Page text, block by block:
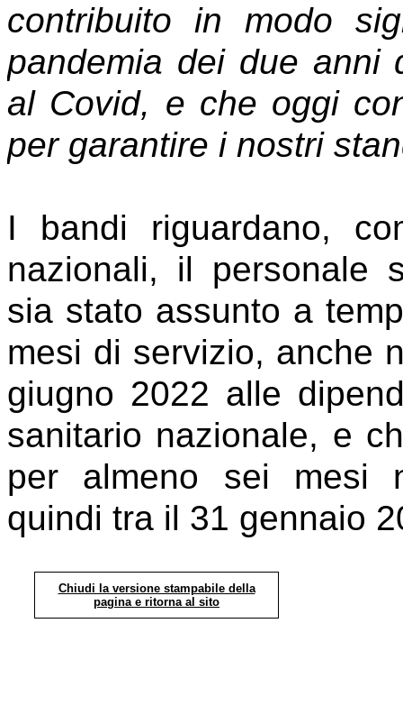
contribuito in modo
pandemia dei due anni
al Covid, e che oggi
per garantire i nostri
I bandi riguardano,
nazionali, il personale
sia stato assunto a
mesi di servizio, anche
giugno 2022 alle
sanitario nazionale, e
per almeno sei mesi
quindi tra il 31 gennaio
Chiudi la versione stampabile della
pagina e ritorna al sito